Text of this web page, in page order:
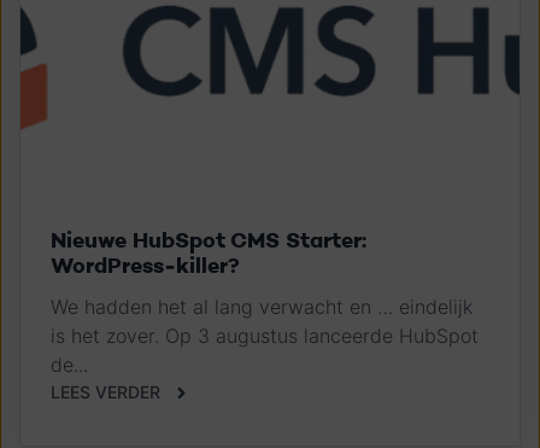
Nieuwe HubSpot CMS Starter:
WordPress-killer?
We hadden het al lang verwacht en … eindelijk
is het zover. Op 3 augustus lanceerde HubSpot
de...
LEES VERDER